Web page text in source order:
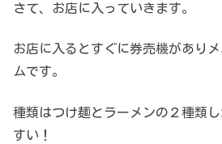
さて、お店に入っていきます。
お店に入るとすぐに券売機があり
ムです。
種類はつけ麺とラーメンの２種類
すい！